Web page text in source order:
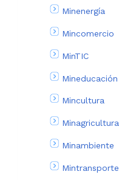
Minenergía
Mincomercio
MinTIC
Mineducación
Mincultura
Minagricultura
Minambiente
Mintransporte